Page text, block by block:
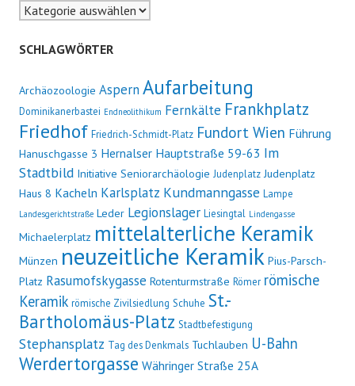
Kategorien
SCHLAGWÖRTER
Archäozoologie Aspern Aufarbeitung
Dominikanerbastei Endneolithikum Fernkälte Frankhplatz
Friedhof Friedrich-Schmidt-Platz Fundort Wien Führung
Hanuschgasse 3 Hernalser Hauptstraße 59-63 Im
Stadtbild Initiative Seniorarchäologie Judenplatz Judenplatz
Haus 8 Kacheln Karlsplatz Kundmanngasse Lampe
Landesgerichtstraße Leder Legionslager Liesingtal Lindengasse
Michaelerplatz mittelalterliche Keramik
Münzen neuzeitliche Keramik Pius-Parsch-
Platz Rasumofskygasse Rotenturmstraße Römer römische
Keramik römische Zivilsiedlung Schuhe St.-
Bartholomäus-Platz Stadtbefestigung
Stephansplatz Tag des Denkmals Tuchlauben U-Bahn
Werdertorgasse Währinger Straße 25A